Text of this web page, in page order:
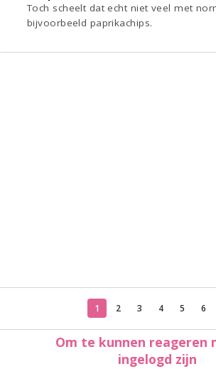
Toch scheelt dat echt niet veel met
bijvoorbeeld paprikachips.
1 2 3 4 5 6
Om te kunnen reageren
ingelogd zijn